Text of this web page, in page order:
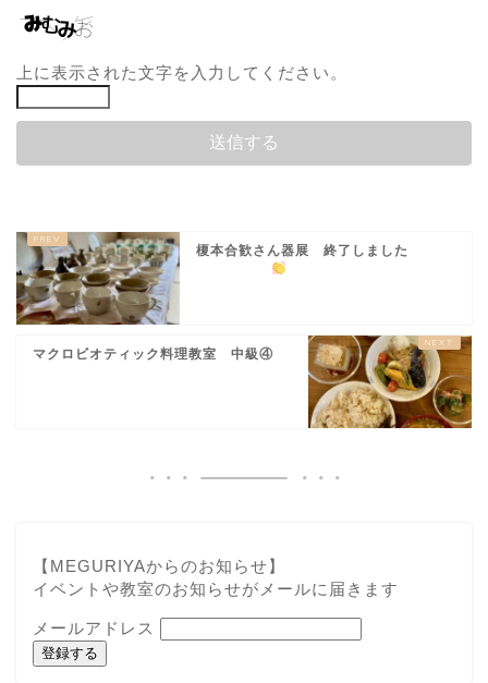
上に表示された文字を入力してください。
榎本合歓さん器展 終了しました
マクロビオティック料理教室 中級④
【MEGURIYAからのお知らせ】
イベントや教室のお知らせがメールに届きます
メールアドレス
登録する